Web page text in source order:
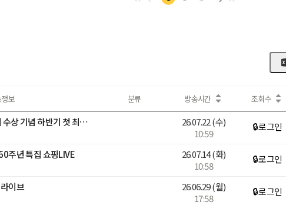
보 분류 방송시간 조회수
[베스트어워즈] 누적 600회 수상 기념 하반기 첫 최대 혜택 LIVE 26.07.22(수)
10:59
🔒 로그인
주년 특집 쇼핑LIVE 26.07.14(화)
10:58
🔒 로그인
이브 26.06.29(월)
17:58
🔒 로그인